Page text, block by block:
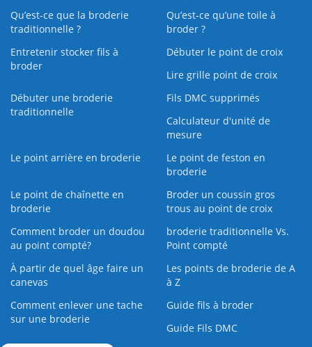
Qu’est-ce que la broderie
traditionnelle ?
Qu’est‑ce qu’une toile à
broder ?
Entretenir stocker fils à
broder
Débuter le point de croix
Lire grille point de croix
Débuter une broderie
traditionnelle
Fils DMC supprimés
Calculateur d'unité de
mesure
Le point arrière en broderie
Le point de feston en
broderie
Le point de chaînette en
broderie
Broder un coussin gros
trous au point de croix
Comment broder un doudou
au point compté?
broderie traditionnelle Vs.
Point compté
À partir de quel âge faire un
canevas
Les points de broderie de A
à Z
Comment enlever une tache
sur une broderie
Guide fils à broder
Guide Fils DMC